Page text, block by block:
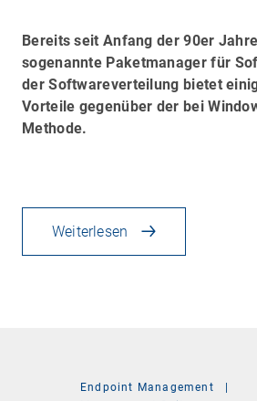
Bereits seit Anfang der 90er
sogenannte Paketmanager für
der Softwareverteilung bietet
Vorteile gegenüber der bei
Methode.
Weiterlesen
Endpoint Management